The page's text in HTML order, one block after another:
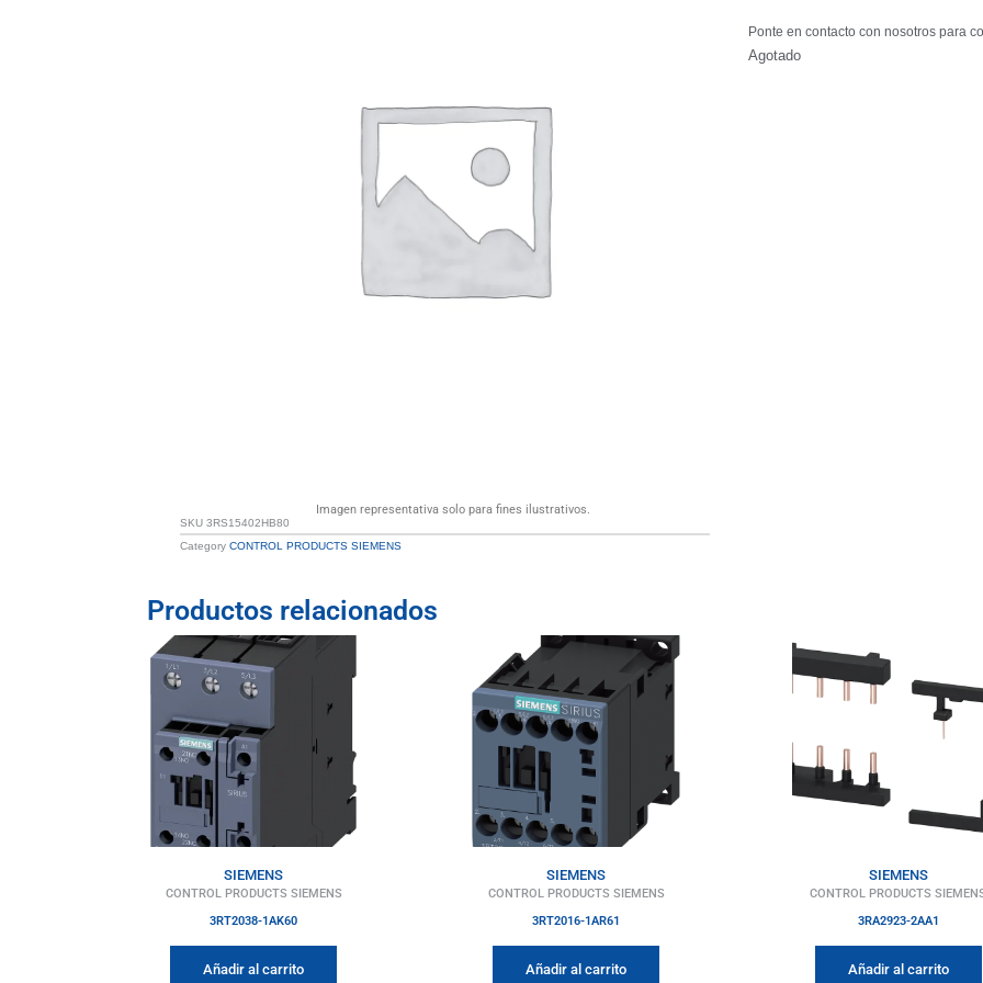
Imagen representativa solo para fines ilustrativos.
SKU3RS15402HB80
Category CONTROL PRODUCTS SIEMENS
Ponte en contacto con nosotros para
Agotado
Productos relacionados
SIEMENS
CONTROL PRODUCTS SIEMENS
3RT2038-1AK60
Añadir al carrito
SIEMENS
CONTROL PRODUCTS SIEMENS
3RT2016-1AR61
Añadir al carrito
SIEMENS
CONTROL PRODUCTS
3RA2923-2AA1
Añadir al carrito